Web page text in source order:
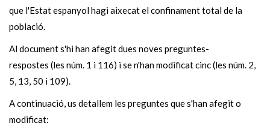
que l'Estat espanyol hagi aixecat el confinament total de la
població.
Al document s'hi han afegit dues noves preguntes-
respostes (les núm. 1 i 116) i se n'han modificat cinc (les núm. 2,
5, 13, 50 i 109).
A continuació, us detallem les preguntes que s'han afegit o
modificat: